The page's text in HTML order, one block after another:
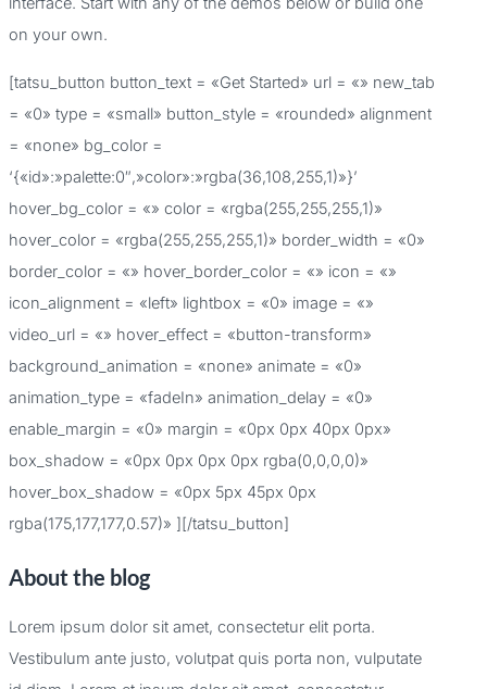
r
:
on your own.
[tatsu_button button_text = «Get Started» url = «» new_tab
= «0» type = «small» button_style = «rounded» alignment
= «none» bg_color =
‘{«id»:»palette:0″,»color»:»rgba(36,108,255,1)»}’
hover_bg_color = «» color = «rgba(255,255,255,1)»
hover_color = «rgba(255,255,255,1)» border_width = «0»
border_color = «» hover_border_color = «» icon = «»
icon_alignment = «left» lightbox = «0» image = «»
video_url = «» hover_effect = «button-transform»
background_animation = «none» animate = «0»
animation_type = «fadeIn» animation_delay = «0»
enable_margin = «0» margin = «0px 0px 40px 0px»
box_shadow = «0px 0px 0px 0px rgba(0,0,0,0)»
hover_box_shadow = «0px 5px 45px 0px
rgba(175,177,177,0.57)» ][/tatsu_button]
About the blog
Lorem ipsum dolor sit amet, consectetur elit porta.
Vestibulum ante justo, volutpat quis porta non, vulputate